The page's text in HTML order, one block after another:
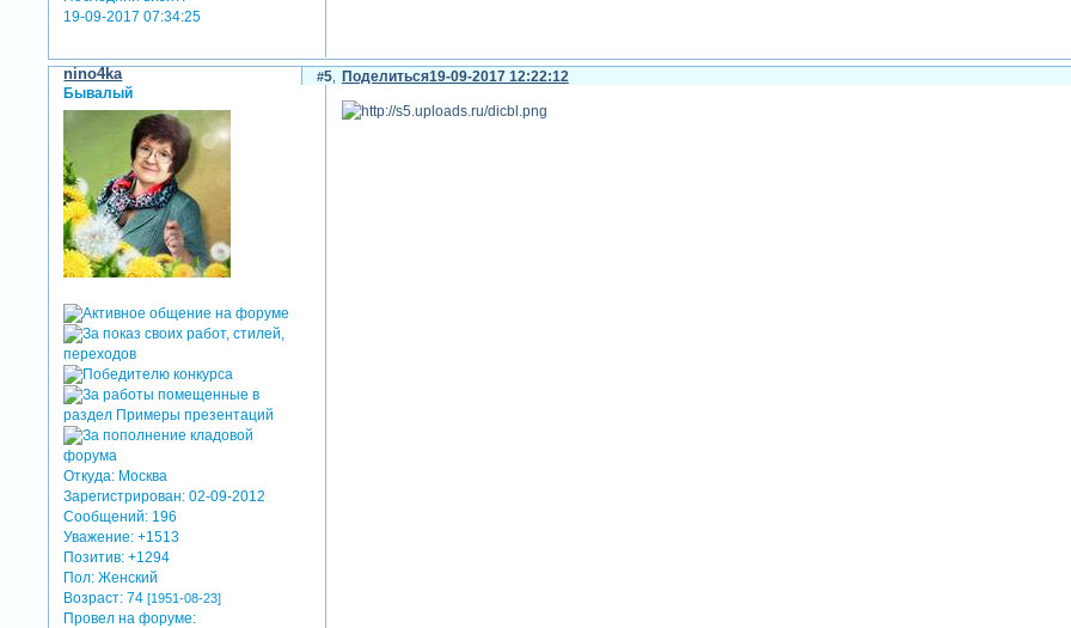
19-09-2017 07:34:25
Поделиться
5 19-09-2017 12:22:12
nino4ka
Бывалый
Откуда: Москва
Зарегистрирован: 02-09-2012
Сообщений: 196
Уважение: +1513
Позитив: +1294
Пол: Женский
Возраст: 74[1951-08-23]
Провел на форуме: